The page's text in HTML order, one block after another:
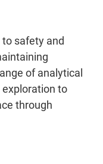
safety and
of analytical
to
through